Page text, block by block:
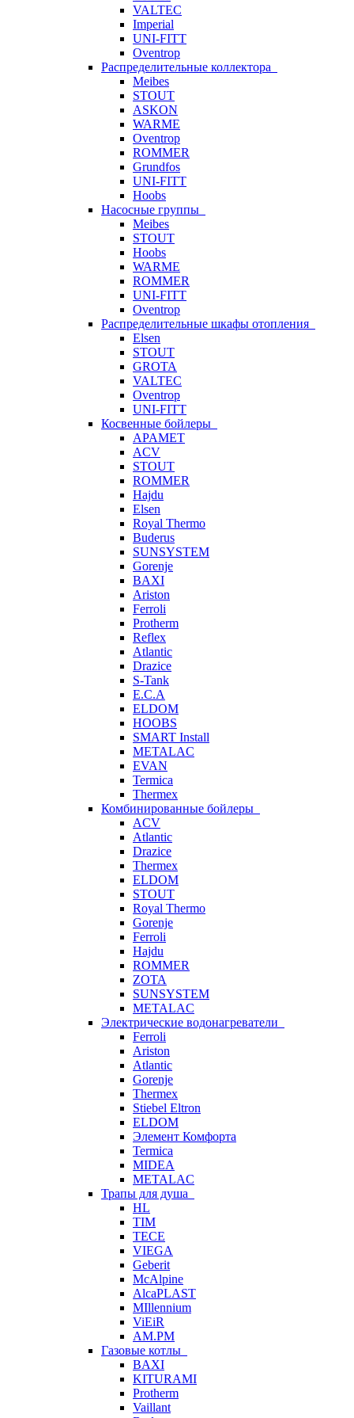
VALTEC
Imperial
UNI-FITT
Oventrop
Распределительные коллектора
Meibes
STOUT
ASKON
WARME
Oventrop
ROMMER
Grundfos
UNI-FITT
Hoobs
Насосные группы
Meibes
STOUT
Hoobs
WARME
ROMMER
UNI-FITT
Oventrop
Распределительные шкафы отопления
Elsen
STOUT
GROTA
VALTEC
Oventrop
UNI-FITT
Косвенные бойлеры
APAMET
ACV
STOUT
ROMMER
Hajdu
Elsen
Royal Thermo
Buderus
SUNSYSTEM
Gorenje
BAXI
Ariston
Ferroli
Protherm
Reflex
Atlantic
Drazice
S-Tank
E.C.A
ELDOM
HOOBS
SMART Install
METALAC
EVAN
Termica
Thermex
Комбинированные бойлеры
ACV
Atlantic
Drazice
Thermex
ELDOM
STOUT
Royal Thermo
Gorenje
Ferroli
Hajdu
ROMMER
ZOTA
SUNSYSTEM
METALAC
Электрические водонагреватели
Ferroli
Ariston
Atlantic
Gorenje
Thermex
Stiebel Eltron
ELDOM
Элемент Комфорта
Termica
MIDEA
METALAC
Трапы для душа
HL
TIM
TECE
VIEGA
Geberit
McAlpine
AlcaPLAST
MIllennium
ViEiR
AM.PM
Газовые котлы
BAXI
KITURAMI
Protherm
Vaillant